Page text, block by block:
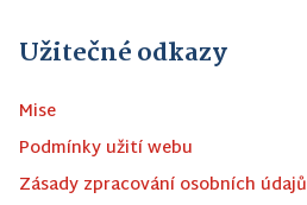
Užitečné odkazy
Mise
Podmínky užití webu
Zásady zpracování osobních údajů